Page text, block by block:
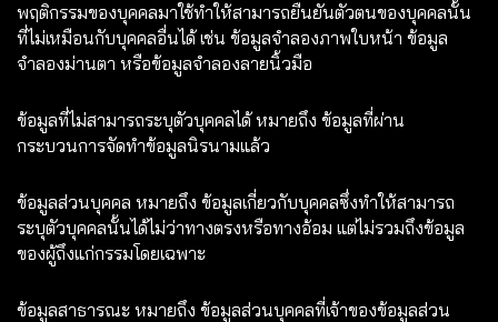
พฤติกรรมของบุคคลมาใช้ทำให้สามารถยืนยันตัวตนของบุคคลนั้น
ที่ไม่เหมือนกับบุคคลอื่นได้ เช่น ข้อมูลจำลองภาพใบหน้า ข้อมูล
จำลองม่านตา หรือข้อมูลจำลองลายนิ้วมือ
ข้อมูลที่ไม่สามารถระบุตัวบุคคลได้ หมายถึง ข้อมูลที่ผ่าน
กระบวนการจัดทำข้อมูลนิรนามแล้ว
ข้อมูลส่วนบุคคล หมายถึง ข้อมูลเกี่ยวกับบุคคลซึ่งทำให้สามารถ
ระบุตัวบุคคลนั้นได้ไม่ว่าทางตรงหรือทางอ้อม แต่ไม่รวมถึงข้อมูล
ของผู้ถึงแก่กรรมโดยเฉพาะ
ข้อมูลสาธารณะ หมายถึง ข้อมูลส่วนบุคคลที่เจ้าของข้อมูลส่วน